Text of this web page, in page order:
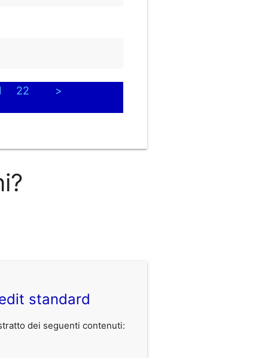
22 >
standard
dei seguenti contenuti: